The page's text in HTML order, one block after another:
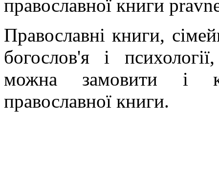
православної книги
Православні книги,
богослов'я і
можна замовити і
православної книги.